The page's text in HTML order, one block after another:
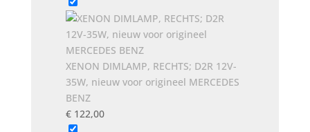
was:
€ 610,00.
is:
€ 450,00.
XENON DIMLAMP, RECHTS; D2R 12V-
35W, nieuw voor origineel MERCEDES
BENZ
€122,00